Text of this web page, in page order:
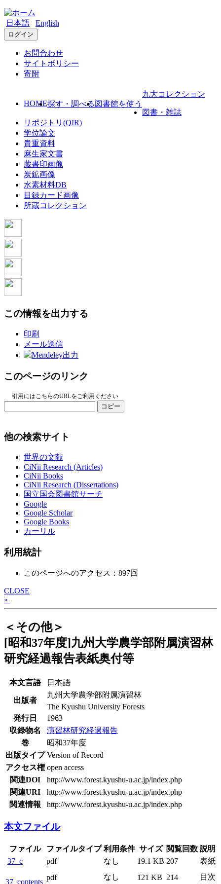
日本語 English
ログイン
お問合わせ
サイトポリシー
寄附
HOME探す・調べる 図書館を使う
九大コレクション
図書・雑誌
リポジトリ(QIR)
学位論文
貴重資料
麻生家文書
蔵書印画像
炭鉱画像
水素材料DB
目録カード画像
所蔵コレクション
この情報を出力する
印刷
メール送信
Mendeley出力
このページのリンク
引用にはこちらのURLをご利用ください
コピー
他の検索サイト
世界の文献
CiNii Research (Articles)
CiNii Books
CiNii Research (Dissertations)
国立国会図書館サーチ
Google
Google Scholar
Google Books
カーリル
利用統計
このページへのアクセス：897回
CLOSE
»
＜その他＞
[昭和37年度]九州大学農学部附属演習林
研究経過報告表紙奥付等
本文言語 日本語
出版者
九州大学農学部附属演習林
The Kyushu University Forests
発行日
1963
収録物名
演習林研究経過報告
巻
昭和37年度
出版タイプ Version of Record
アクセス権 open access
関連DOI
http://www.forest.kyushu-u.ac.jp/index.php
関連URI
http://www.forest.kyushu-u.ac.jp/index.php
関連情報
http://www.forest.kyushu-u.ac.jp/index.php
本文ファイル
ファイル ファイルタイプ 利用条件 サイズ 閲覧回数 説明
37_c
pdf なし 19.1 KB 207 表紙
37_contents
pdf なし 121 KB 214 目次